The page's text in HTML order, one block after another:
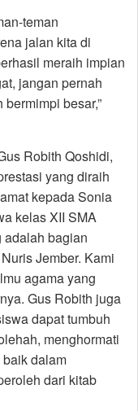
teman
jalan kita di
meraih impian
jangan pernah
besar,”
Robith Qoshidi,
yang diraih
kepada Sonia
kelas XII SMA
adalah bagian
Jember. Kami
agama yang
Gus Robith juga
dapat tumbuh
menghormati
dalam
dari kitab